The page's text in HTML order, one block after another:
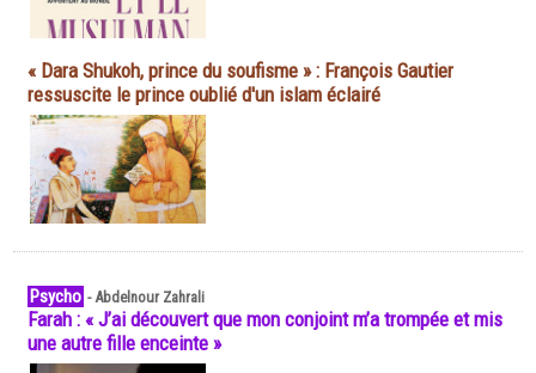
« Dara Shukoh, prince du soufisme » : François Gautier
ressuscite le prince oublié d'un islam éclairé
Psycho -Abdelnour Zahrali
Farah : « J’ai découvert que mon conjoint m’a trompée et mis
une autre fille enceinte »